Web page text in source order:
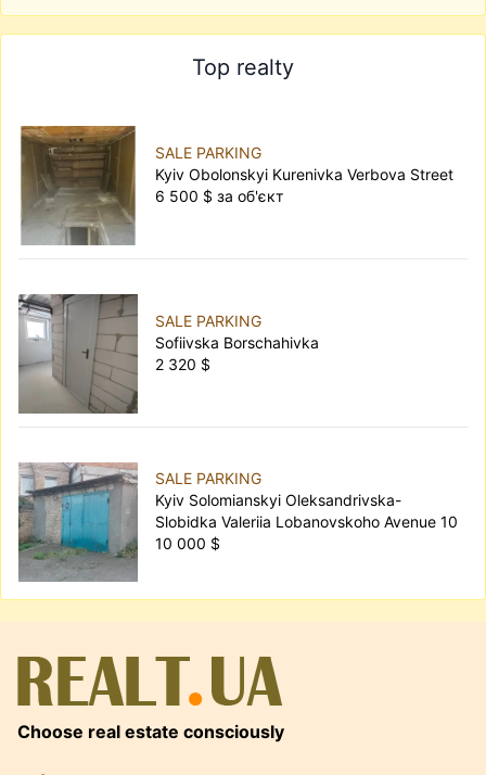
Top realty
SALE PARKING
Kyiv Obolonskyi Kurenivka Verbova Street
6 500 $ за об'єкт
SALE PARKING
Sofiivska Borschahivka
2 320 $
SALE PARKING
Kyiv Solomianskyi Oleksandrivska-
Slobidka Valeriia Lobanovskoho Avenue 10
10 000 $
Choose real estate consciously